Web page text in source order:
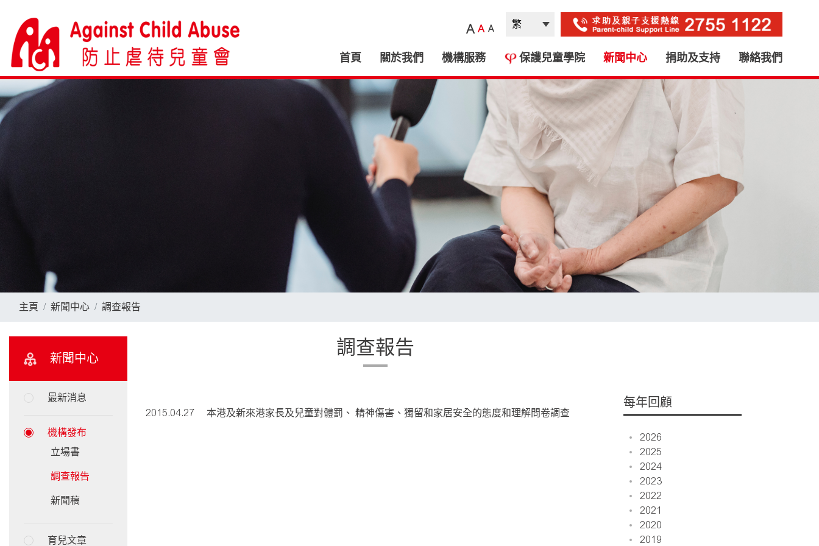
A A A
首頁 關於我們 機構服務 保護兒童學院 新聞中心 捐助及支持 聯絡我們
主頁 新聞中心 調查報告
新聞中心
最新消息
機構發布
立場書
調查報告
新聞稿
育兒文章
調查報告
2015.04.27 本港及新來港家長及兒童對體罰、 精神傷害、獨留和家居安全的態度和理解問卷調查
每年回顧
2026
2025
2024
2023
2022
2021
2020
2019